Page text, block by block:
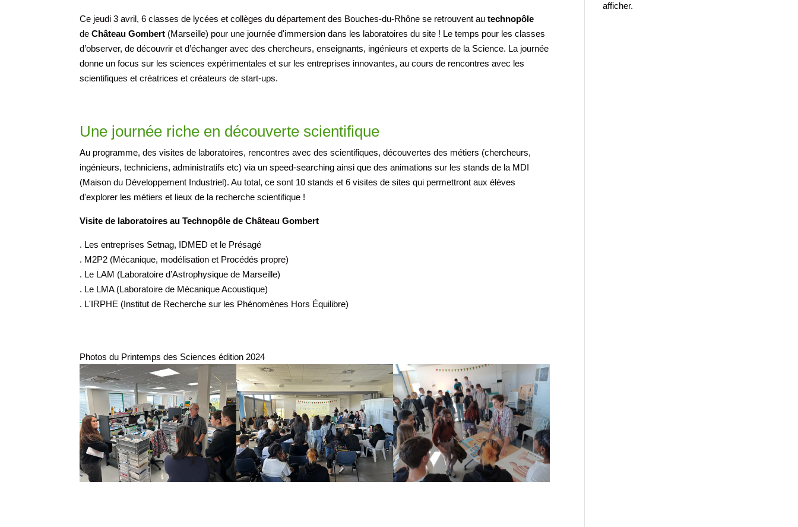
Ce jeudi 3 avril, 6 classes de lycées et collèges du département des Bouches-du-Rhône se retrouvent autechnopôle
deChâteau Gombert (Marseille) pour une journée d'immersion dans les laboratoires du site ! Le temps pour les classes
d’observer, de découvrir et d’échanger avec des chercheurs, enseignants, ingénieurs et experts de la Science. La journée
donne un focus sur les sciences expérimentales et sur les entreprises innovantes, au cours de rencontres avec les
scientifiques et créatrices et créateurs de start-ups.
Une journée riche en découverte scientifique
Au programme, des visites de laboratoires, rencontres avec des scientifiques, découvertes des métiers (chercheurs,
ingénieurs, techniciens, administratifs etc) via un speed-searching ainsi que des animations sur les stands de la MDI
(Maison du Développement Industriel). Au total, ce sont 10 stands et 6 visites de sites qui permettront aux élèves
d'explorer les métiers et lieux de la recherche scientifique !
Visite de laboratoires au Technopôle de Château Gombert
. Les entreprises Setnag, IDMED et le Présagé
. M2P2 (Mécanique, modélisation et Procédés propre)
. Le LAM (Laboratoire d’Astrophysique de Marseille)
. Le LMA (Laboratoire de Mécanique Acoustique)
. L'IRPHE (Institut de Recherche sur les Phénomènes Hors Équilibre)
Photos du Printemps des Sciences édition 2024
afficher.